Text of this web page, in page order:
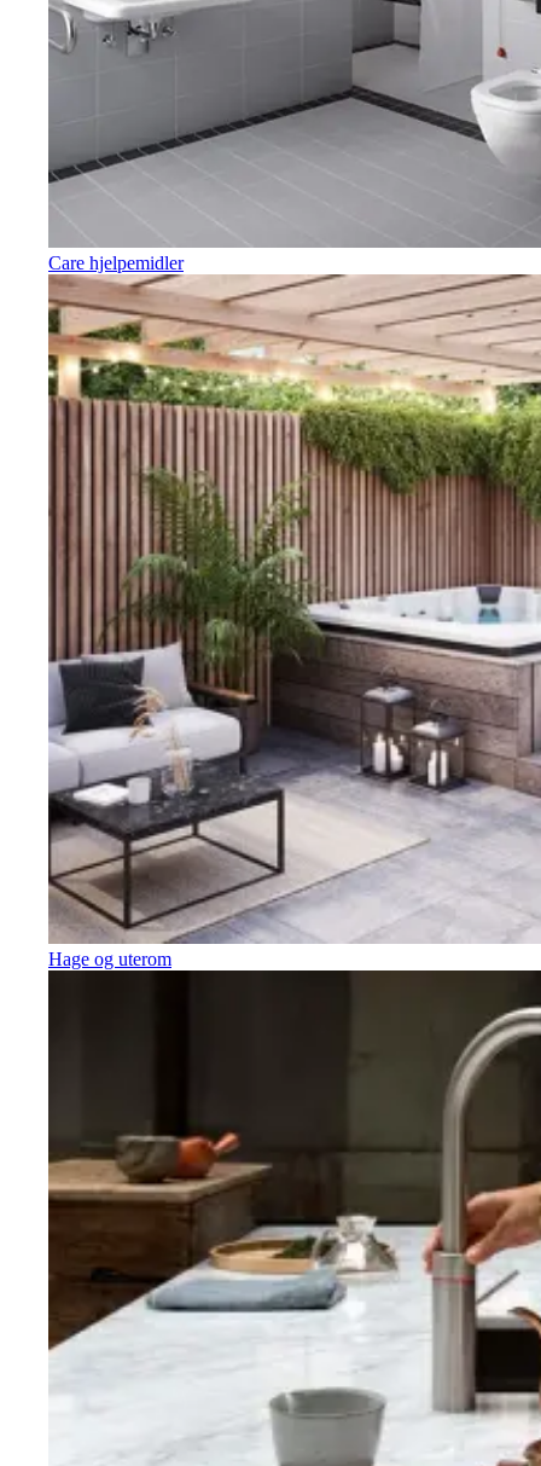
Care hjelpemidler
Hage og uterom